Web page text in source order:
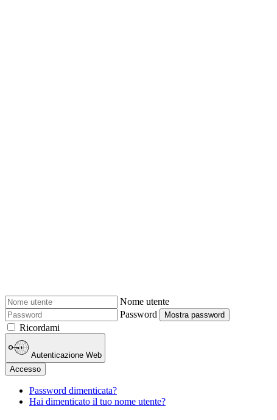
Nome utente
Password
Mostra password
Ricordami
Autenticazione Web
Accesso
Password dimenticata?
Hai dimenticato il tuo nome utente?